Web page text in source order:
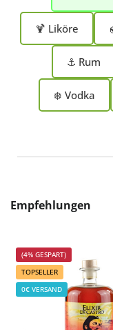
🍹 Liköre
⚓ Rum
❄️ Vodka
Produktgalerie
Empfehlungen
(4% GESPART)
TOPSELLER
0€ VERSAND